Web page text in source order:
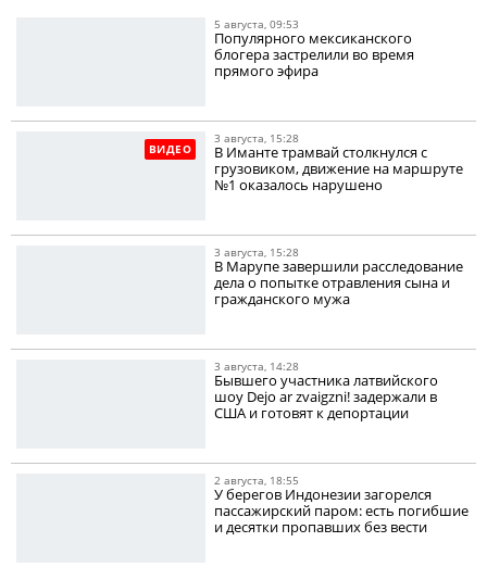
5 августа, 09:53
Популярного мексиканского
блогера застрелили во время
прямого эфира
ВИДЕО
3 августа, 15:28
В Иманте трамвай столкнулся с
грузовиком, движение на маршруте
№1 оказалось нарушено
3 августа, 15:28
В Марупе завершили расследование
дела о попытке отравления сына и
гражданского мужа
3 августа, 14:28
Бывшего участника латвийского
шоу Dejo ar zvaigzni! задержали в
США и готовят к депортации
2 августа, 18:55
У берегов Индонезии загорелся
пассажирский паром: есть погибшие
и десятки пропавших без вести